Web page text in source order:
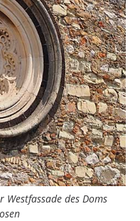
Westfassade des Doms